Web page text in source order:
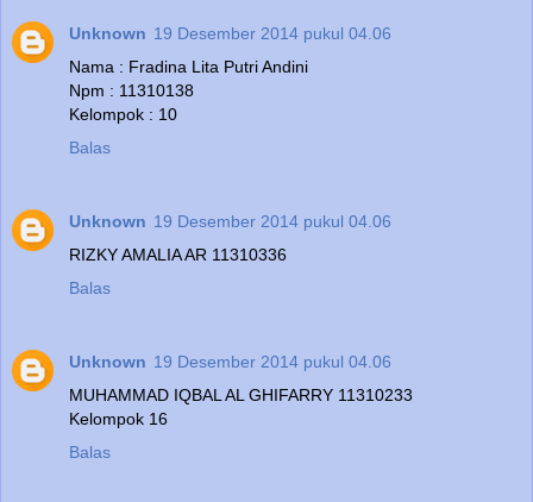
Unknown 19 Desember 2014 pukul 04.06
Nama : Fradina Lita Putri Andini
Npm : 11310138
Kelompok : 10
Balas
Unknown 19 Desember 2014 pukul 04.06
RIZKY AMALIA AR 11310336
Balas
Unknown 19 Desember 2014 pukul 04.06
MUHAMMAD IQBAL AL GHIFARRY 11310233
Kelompok 16
Balas